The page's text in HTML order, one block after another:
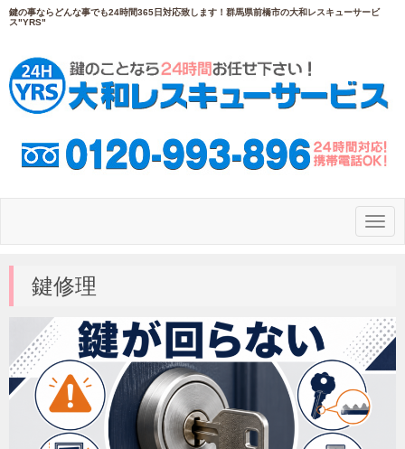
鍵の事ならどんな事でも24時間365日対応致します！群馬県前橋市の大和レスキューサービ
ス"YRS"
N
a
i
o
n
鍵修理